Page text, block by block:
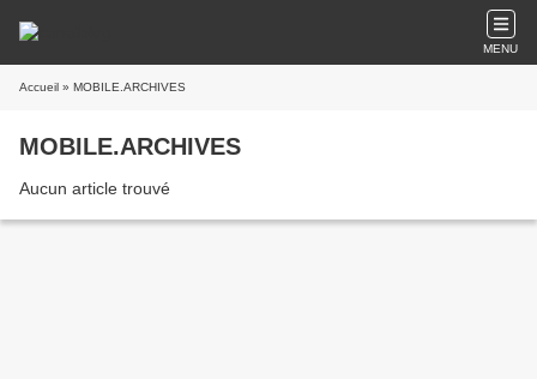
MENU
Accueil » MOBILE.ARCHIVES
MOBILE.ARCHIVES
Aucun article trouvé